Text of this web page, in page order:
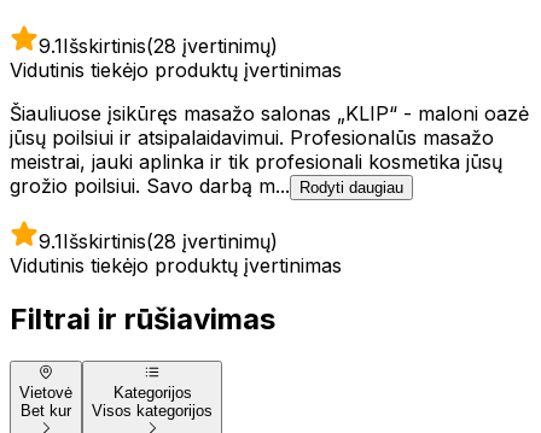
9.1Išskirtinis(28 įvertinimų)
Vidutinis tiekėjo produktų įvertinimas
Šiauliuose įsikūręs masažo salonas „KLIP“ - maloni oazė
jūsų poilsiui ir atsipalaidavimui. Profesionalūs masažo
meistrai, jauki aplinka ir tik profesionali kosmetika jūsų
grožio poilsiui. Savo darbą m...
Rodyti daugiau
9.1Išskirtinis(28 įvertinimų)
Vidutinis tiekėjo produktų įvertinimas
Filtrai ir rūšiavimas
Vietovė
Bet kur
Kategorijos
Visos kategorijos